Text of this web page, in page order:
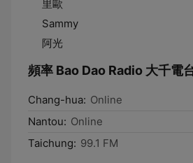
里歐
Sammy
阿光
頻率 Bao Dao Radio 大千電
Chang-hua: Online
Nantou: Online
Taichung: 99.1 FM